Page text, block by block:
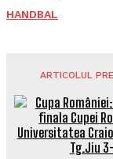
HANDBAL
ARTICOLUL